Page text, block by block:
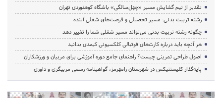
تقدیر از تیم گشایش مسیر «چهل‌سالگی» باشگاه کوهنوردی تهران
رشته تربیت بدنی: مسیر تحصیلی و فرصت‌های شغلی آینده
چگونه رشته تربیت بدنی می‌تواند مسیر شغلی شما را تغییر دهد
هر آنچه باید درباره کارت‌های فوتبالی کلکسیونی کیمدی بدانید
اصول طراحی تمرینی چیست؟ راهنمای جامع دوره آموزشی برای مربیان و ورزشکاران
پایه‌گذار کلیستنیکس در شهرستان رامهرمز، گواهینامه رسمی مربیگری و داوری